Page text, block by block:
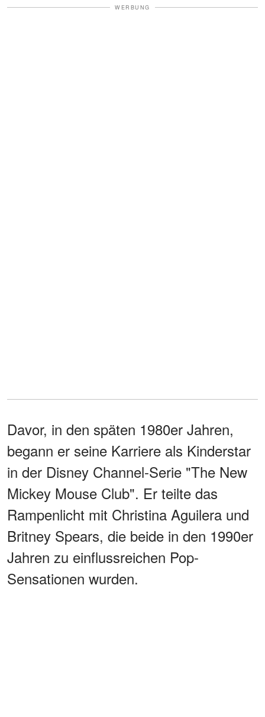
WERBUNG
Davor, in den späten 1980er Jahren,
begann er seine Karriere als Kinderstar
in der Disney Channel-Serie "The New
Mickey Mouse Club". Er teilte das
Rampenlicht mit Christina Aguilera und
Britney Spears, die beide in den 1990er
Jahren zu einflussreichen Pop-
Sensationen wurden.